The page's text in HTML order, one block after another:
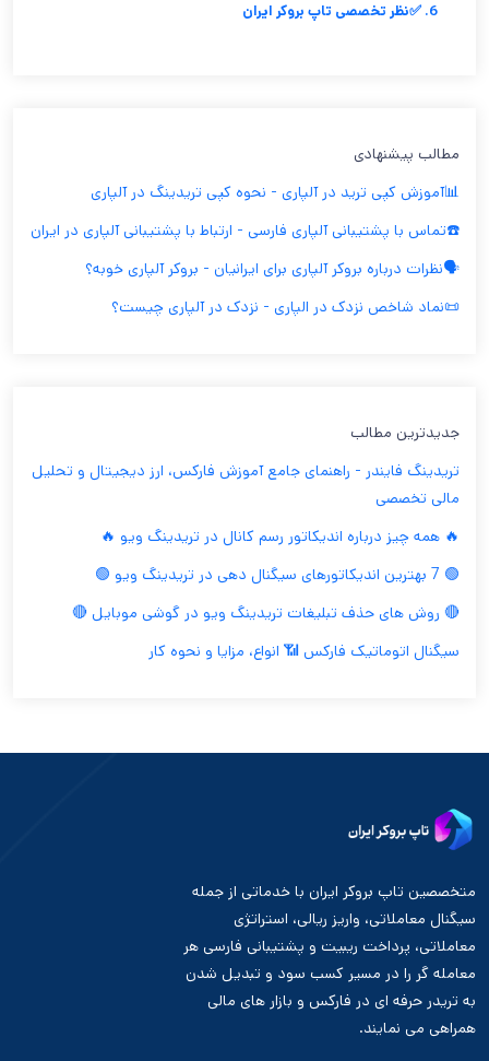
6. ✅نظر تخصصی تاپ بروکر ایران
مطالب پیشنهادی
📊آموزش کپی ترید در آلپاری - نحوه کپی تریدینگ در آلپاری
☎️تماس با پشتیبانی آلپاری فارسی - ارتباط با پشتیبانی آلپاری در ایران
🗣️نظرات درباره بروکر آلپاری برای ایرانیان - بروکر آلپاری خوبه؟
📜نماد شاخص نزدک در الپاری - نزدک در آلپاری چیست؟
جدیدترین مطالب
تریدینگ فایندر - راهنمای جامع آموزش فارکس، ارز دیجیتال و تحلیل
مالی تخصصی
🔥 همه چیز درباره اندیکاتور رسم کانال در تریدینگ ویو 🔥
🟢 7 بهترین اندیکاتورهای سیگنال دهی در تریدینگ ویو 🟢
🔴 روش های حذف تبلیغات تریدینگ ویو در گوشی موبایل 🔴
سیگنال اتوماتیک فارکس 📶 انواع، مزایا و نحوه کار
متخصصین تاپ بروکر ایران با خدماتی از جمله
سیگنال معاملاتی، واریز ریالی، استراتژی
معاملاتی، پرداخت ریبیت و پشتیبانی فارسی هر
معامله گر را در مسیر کسب سود و تبدیل شدن
به تریدر حرفه ای در فارکس و بازار های مالی
همراهی می نمایند.